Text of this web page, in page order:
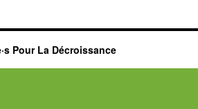
Pour La Décroissance